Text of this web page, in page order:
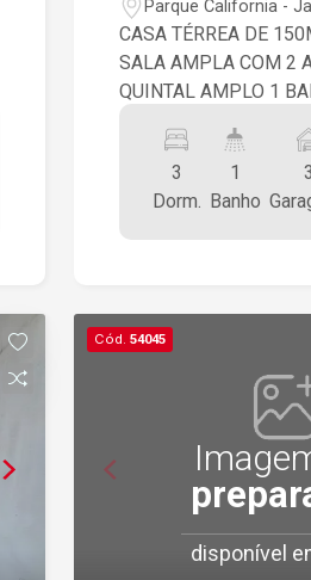
Parque California -
CASA TÉRREA DE
SALA AMPLA COM 2
QUINTAL AMPLO 1 BANHEIRO
LOCALIZAÇÃO RUA
SOSSEGADA E
COMÉRCIO,
3
Dorm.
1
Banho
3
Cód. 54045
disponível